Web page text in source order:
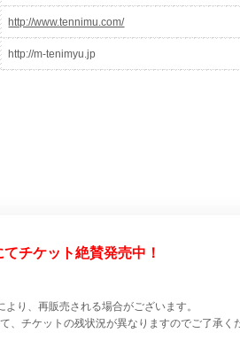
http://www.tennimu.com/
http://m-tenimyu.jp
チケット絶賛発売中！
り、再販売される場合がございます。
、チケットの残状況が異なりますのでご了承く